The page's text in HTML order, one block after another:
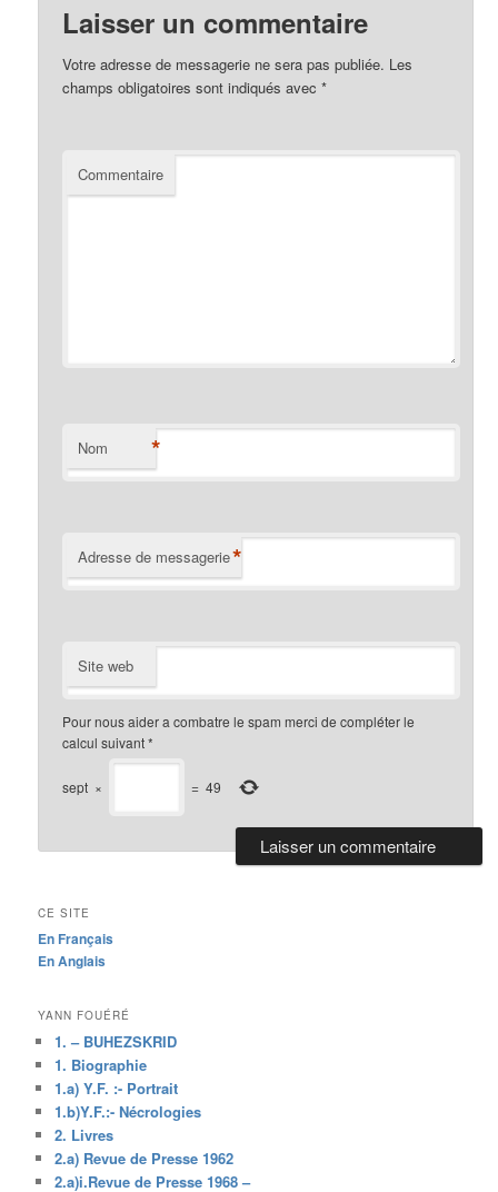
Laisser un commentaire
Votre adresse de messagerie ne sera pas publiée. Les
champs obligatoires sont indiqués avec*
Commentaire
Nom *
Adresse de messagerie*
Site web
Pour nous aider a combatre le spam merci de compléter le
calcul suivant*
sept × = 49
CE SITE
En Français
En Anglais
YANN FOUÉRÉ
1. – BUHEZSKRID
1. Biographie
1.a) Y.F. :- Portrait
1.b)Y.F.:- Nécrologies
2. Livres
2.a) Revue de Presse 1962
2.a)i.Revue de Presse 1968 –